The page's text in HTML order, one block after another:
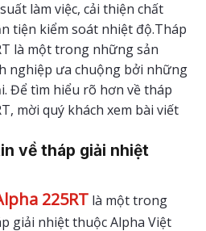
làm việc, cải thiện chất
tiện kiểm soát nhiệt độ.Tháp
là một trong những sản
nghiệp ưa chuộng bởi những
Để tìm hiểu rõ hơn về tháp
mời quý khách xem bài viết
về tháp giải nhiệt
225RTlà một trong
giải nhiệt thuộc Alpha Việt